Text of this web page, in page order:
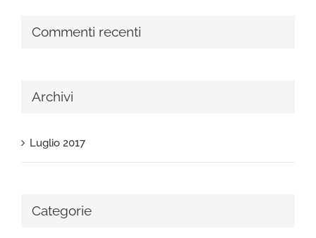
Commenti recenti
Archivi
Luglio 2017
Categorie